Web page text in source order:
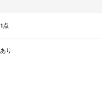
点
り